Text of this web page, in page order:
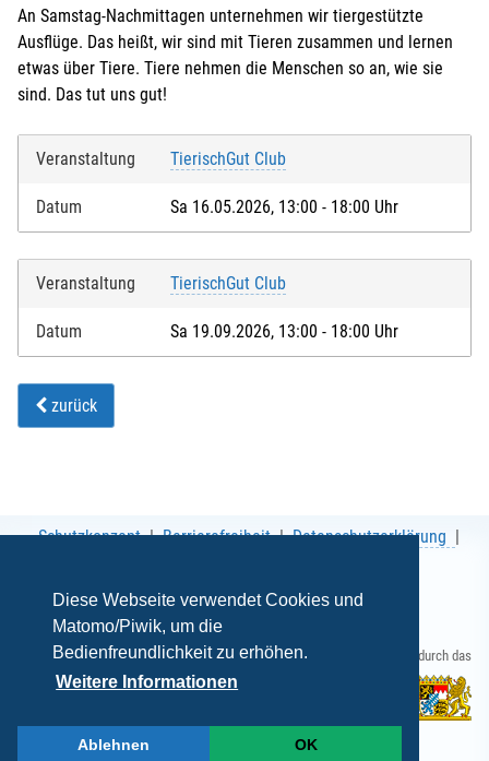
Diese Webseite verwendet Cookies und
Matomo/Piwik, um die
Bedienfreundlichkeit zu erhöhen.
Weitere Informationen
Ablehnen OK
An Samstag-Nachmittagen unternehmen wir tiergestützte
Ausflüge. Das heißt, wir sind mit Tieren zusammen und lernen
etwas über Tiere. Tiere nehmen die Menschen so an, wie sie
sind. Das tut uns gut!
Veranstaltung TierischGut Club
Datum Sa 16.05.2026, 13:00 - 18:00 Uhr
Veranstaltung TierischGut Club
Datum Sa 19.09.2026, 13:00 - 18:00 Uhr
zurück
Schutzkonzept Barrierefreiheit
Datenschutzerklärung
Gefördert durch das